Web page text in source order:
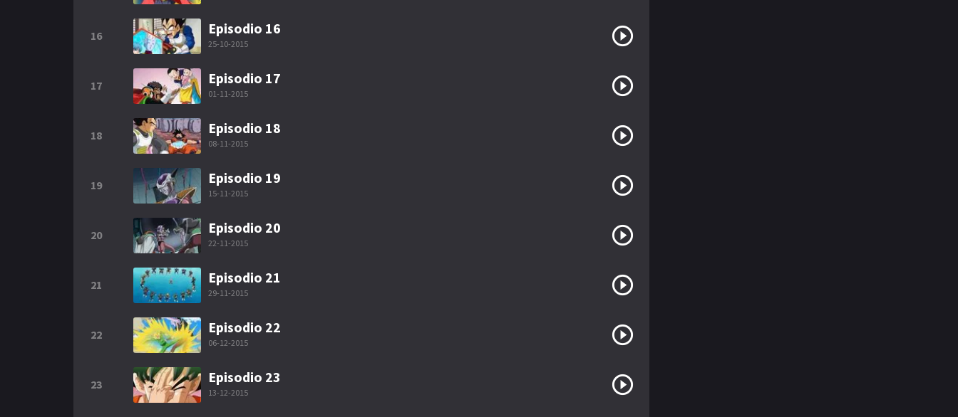
16 Episodio 16
25-10-2015
17 Episodio 17
01-11-2015
18 Episodio 18
08-11-2015
19 Episodio 19
15-11-2015
20 Episodio 20
22-11-2015
21 Episodio 21
29-11-2015
22 Episodio 22
06-12-2015
23 Episodio 23
13-12-2015